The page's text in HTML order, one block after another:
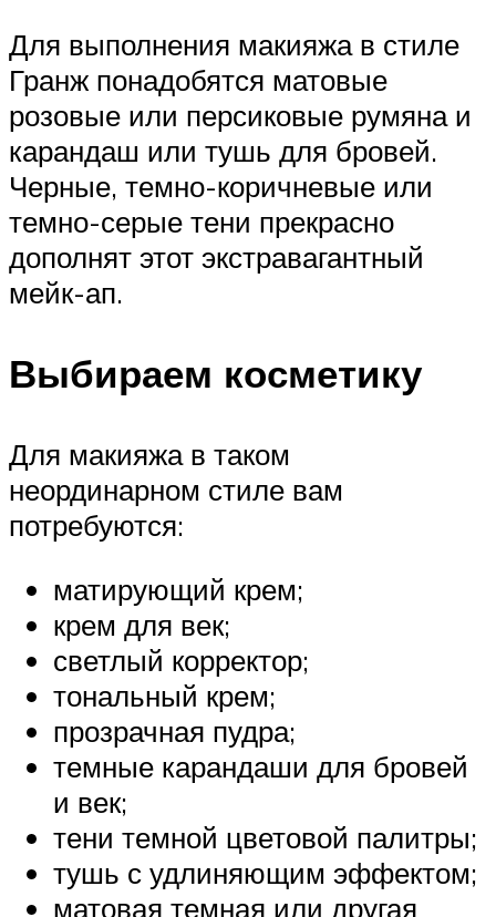
Для выполнения макияжа в стиле
Гранж понадобятся матовые
розовые или персиковые румяна и
карандаш или тушь для бровей.
Черные, темно-коричневые или
темно-серые тени прекрасно
дополнят этот экстравагантный
мейк-ап.
Выбираем косметику
Для макияжа в таком
неординарном стиле вам
потребуются:
матирующий крем;
крем для век;
светлый корректор;
тональный крем;
прозрачная пудра;
темные карандаши для бровей
и век;
тени темной цветовой палитры;
тушь с удлиняющим эффектом;
матовая темная или другая